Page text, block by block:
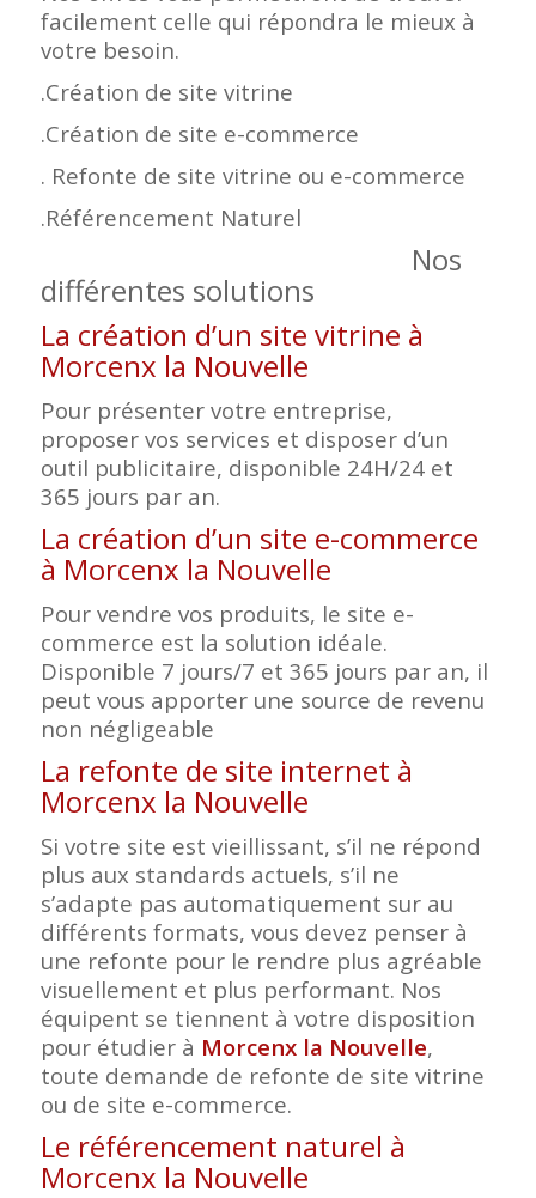
facilement celle qui répondra le mieux à
votre besoin.
.Création de site vitrine
.Création de site e-commerce
. Refonte de site vitrine ou e-commerce
.Référencement Naturel
Nos
différentes solutions
La création d’un site vitrine à
Morcenx la Nouvelle
Pour présenter votre entreprise,
proposer vos services et disposer d’un
outil publicitaire, disponible 24H/24 et
365 jours par an.
La création d’un site e-commerce
à Morcenx la Nouvelle
Pour vendre vos produits, le site e-
commerce est la solution idéale.
Disponible 7 jours/7 et 365 jours par an, il
peut vous apporter une source de revenu
non négligeable
La refonte de site internet à
Morcenx la Nouvelle
Si votre site est vieillissant, s’il ne répond
plus aux standards actuels, s’il ne
s’adapte pas automatiquement sur au
différents formats, vous devez penser à
une refonte pour le rendre plus agréable
visuellement et plus performant. Nos
équipent se tiennent à votre disposition
pour étudier à Morcenx la Nouvelle,
toute demande de refonte de site vitrine
ou de site e-commerce.
Le référencement naturel à
Morcenx la Nouvelle